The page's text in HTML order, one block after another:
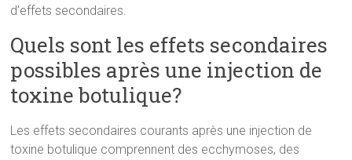
d’effets secondaires.
Quels sont les effets secondaires
possibles après une injection de
toxine botulique?
Les effets secondaires courants après une injection de
toxine botulique comprennent des ecchymoses, des